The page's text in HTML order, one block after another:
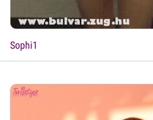
Sophi1